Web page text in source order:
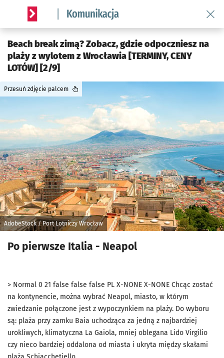
Serwis informacyjny wroclaw.pl podserwis: Komunikacja
Beach break zimą? Zobacz, gdzie odpoczniesz na
plaży z wylotem z Wrocławia [TERMINY, CENY
LOTÓW] [2/9]
AdobeStock / Port Lotniczy Wrocław
Przesuń zdjęcie palcem
Po pierwsze Italia - Neapol
> Normal 0 21 false false false PL X-NONE X-NONE Chcąc zostać
na kontynencie, można wybrać Neapol, miasto, w którym
zwiedzanie połączone jest z wypoczynkiem na plaży. Do wyboru
są: plaża przy zamku Baia uchodząca za jedną z najbardziej
urokliwych, klimatyczna La Gaiola, mniej oblegana Lido Virgilio
czy nieco bardziej oddalona od miasta i ukryta między skałami